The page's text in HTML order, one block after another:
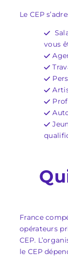
Le CEP
vous
France
opérateurs
CEP.
le CEP